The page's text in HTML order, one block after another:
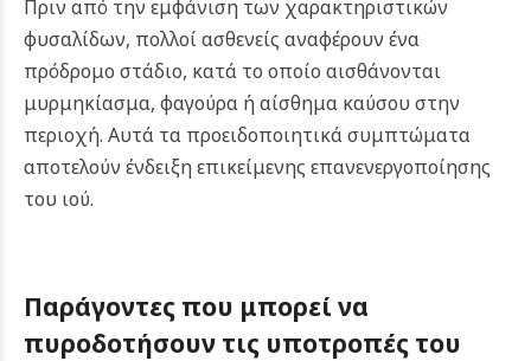
Πριν από την εμφάνιση των χαρακτηριστικών
φυσαλίδων, πολλοί ασθενείς αναφέρουν ένα
πρόδρομο στάδιο, κατά το οποίο αισθάνονται
μυρμηκίασμα, φαγούρα ή αίσθημα καύσου στην
περιοχή. Αυτά τα προειδοποιητικά συμπτώματα
αποτελούν ένδειξη επικείμενης επανενεργοποίησης
του ιού.
Παράγοντες που μπορεί να
πυροδοτήσουν τις υποτροπές του